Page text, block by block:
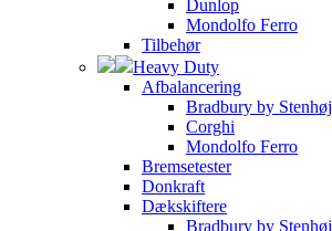
Dunlop
Mondolfo Ferro
Tilbehør
Heavy Duty
Afbalancering
Bradbury by Stenhøj
Corghi
Mondolfo Ferro
Bremsetester
Donkraft
Dækskiftere
Bradbury by Stenhøj